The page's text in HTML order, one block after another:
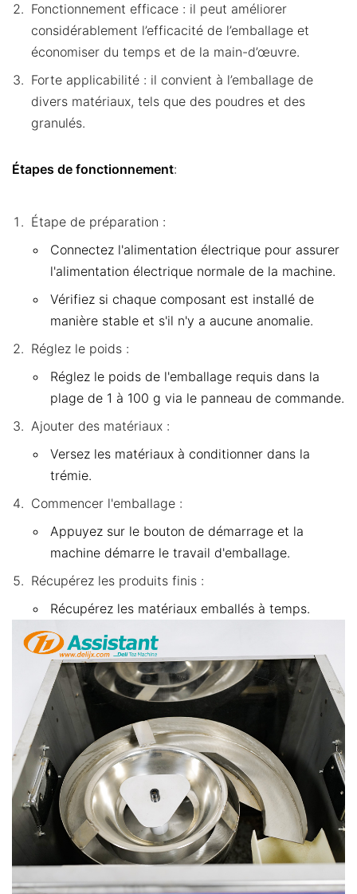
Fonctionnement efficace : il peut améliorer
considérablement l’efficacité de l’emballage et
économiser du temps et de la main-d’œuvre.
Forte applicabilité : il convient à l’emballage de
divers matériaux, tels que des poudres et des
granulés.
Étapes de fonctionnement:
Étape de préparation :
Connectez l'alimentation électrique pour assurer
l'alimentation électrique normale de la machine.
Vérifiez si chaque composant est installé de
manière stable et s'il n'y a aucune anomalie.
Réglez le poids :
Réglez le poids de l'emballage requis dans la
plage de 1 à 100 g via le panneau de commande.
Ajouter des matériaux :
Versez les matériaux à conditionner dans la
trémie.
Commencer l'emballage :
Appuyez sur le bouton de démarrage et la
machine démarre le travail d'emballage.
Récupérez les produits finis :
Récupérez les matériaux emballés à temps.